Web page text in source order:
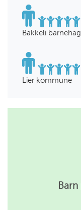
Bakkeli
Lier kommune